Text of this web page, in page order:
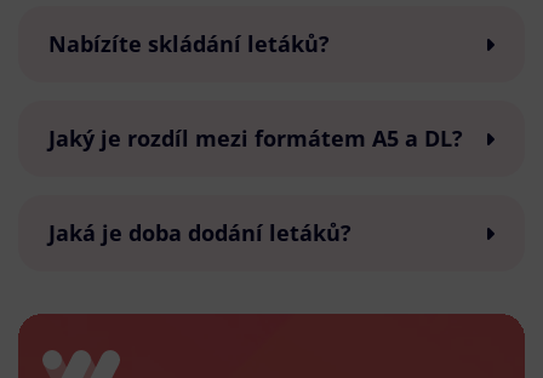
Nabízíte skládání letáků?
Jaký je rozdíl mezi formátem A5 a DL?
Jaká je doba dodání letáků?